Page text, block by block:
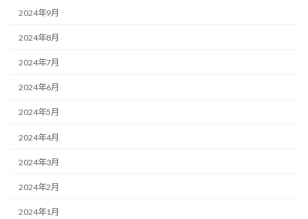
2024年9月
2024年8月
2024年7月
2024年6月
2024年5月
2024年4月
2024年3月
2024年2月
2024年1月